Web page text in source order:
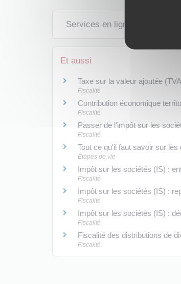
Services en ligne et
Et aussi
Taxe sur la valeur ajoutée
Fiscalité
Contribution économique
Fiscalité
Passer de l'impôt sur les
Fiscalité
Tout ce qu'il faut savoir sur
Étapes de vie
Impôt sur les sociétés (IS) :
Fiscalité
Impôt sur les sociétés (IS) :
Fiscalité
Impôt sur les sociétés (IS) :
Fiscalité
Fiscalité des distributions de
Fiscalité